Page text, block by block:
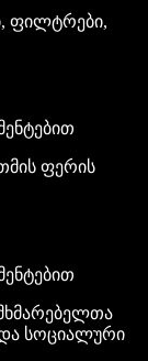
ფილტრები,
ფერის
და სოციალური